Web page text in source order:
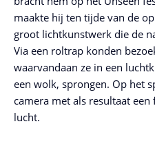
maakte hij ten tijde van de
groot lichtkunstwerk die de
Via een roltrap konden
waarvandaan ze in een
een wolk, sprongen. Op het
camera met als resultaat
lucht.